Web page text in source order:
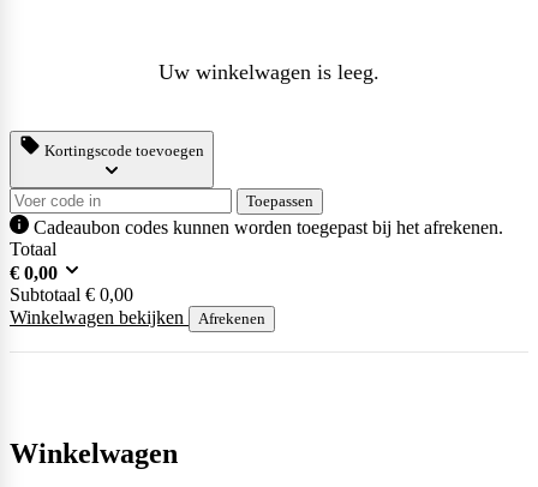
Uw winkelwagen is leeg.
Kortingscode toevoegen
Toepassen
Cadeaubon codes kunnen worden toegepast bij het afrekenen.
Totaal
€ 0,00
Subtotaal € 0,00
Winkelwagen bekijken
Afrekenen
Winkelwagen